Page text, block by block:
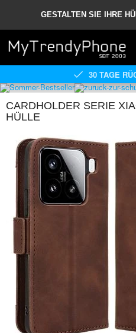
GESTALTEN SIE IHRE
30 TAGE
CARDHOLDER SERIE
HÜLLE